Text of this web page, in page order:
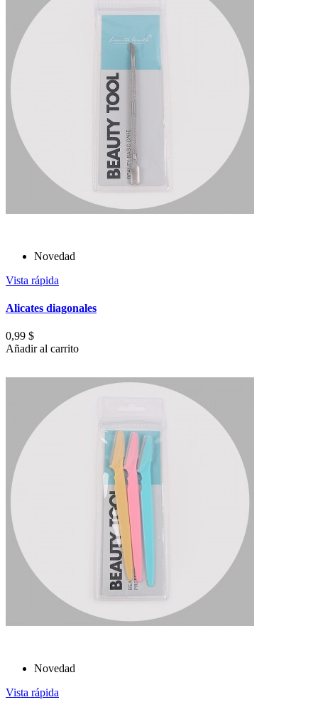
Novedad
Vista rápida
Alicates diagonales
0,99 $
Añadir al carrito
Novedad
Vista rápida